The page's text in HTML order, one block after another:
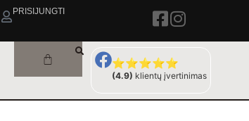
PRISIJUNGTI
⭐⭐⭐⭐⭐
(4.9) klientų įvertinimas